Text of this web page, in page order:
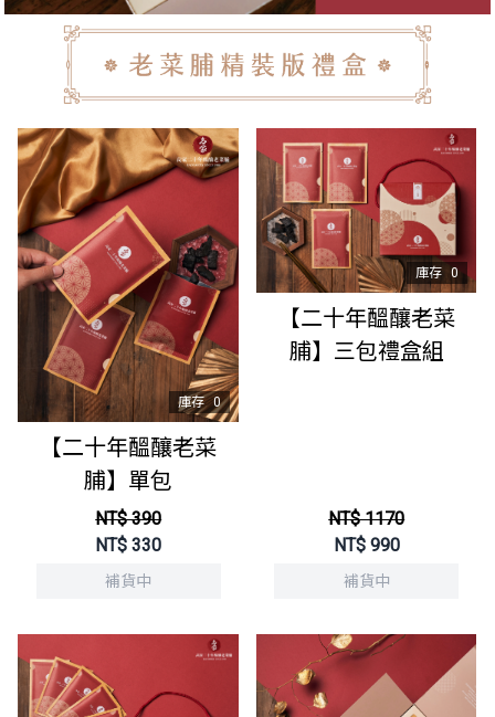
庫存 0
【二十年醞釀老菜
脯】單包
NT$ 390
NT$ 330
補貨中
庫存 0
【二十年醞釀老菜
脯】三包禮盒組
NT$ 1170
NT$990
補貨中